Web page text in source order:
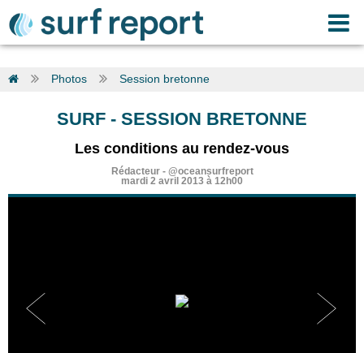
Photos Session bretonne
SURF - SESSION BRETONNE
Les conditions au rendez-vous
Rédacteur - @oceansurfreport
mardi 2 avril 2013 à 12h00